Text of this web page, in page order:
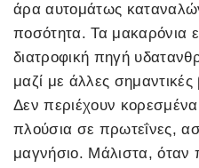
άρα αυτομάτως
ποσότητα. Τα μακαρόνια
διατροφική πηγή
μαζί με άλλες σημαντικές
Δεν περιέχουν κορεσμένα
πλούσια σε πρωτεΐνες,
μαγνήσιο. Μάλιστα, όταν